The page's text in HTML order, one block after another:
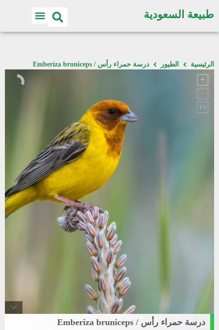
طبيعة السعودية
الرئيسية الطيور درسة حمراء رأس / Emberiza bruniceps
درسة حمراء رأس / Emberiza bruniceps